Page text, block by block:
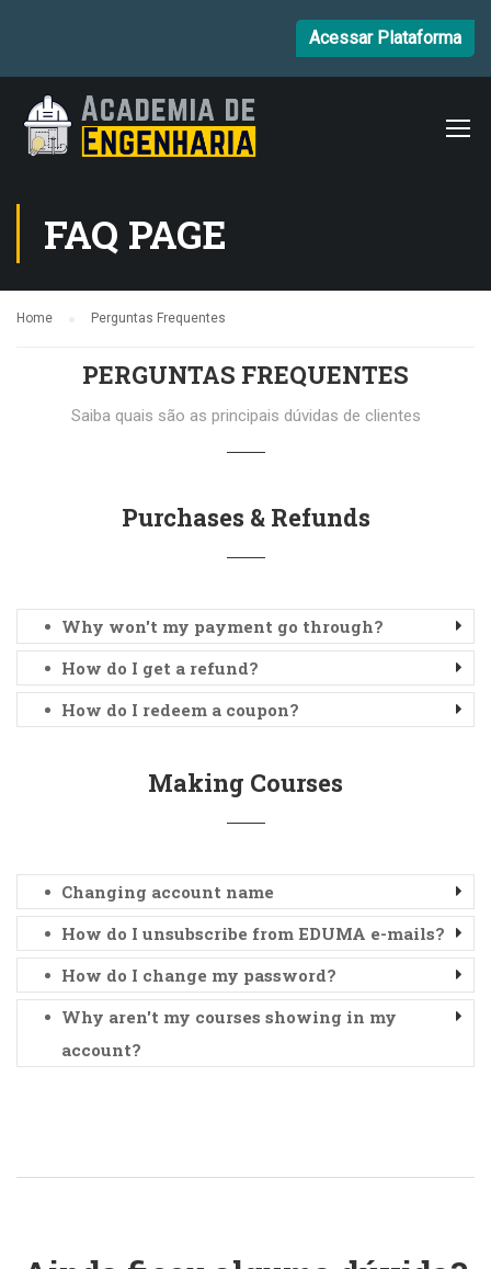
Acessar Plataforma
FAQ PAGE
Home Perguntas Frequentes
PERGUNTAS FREQUENTES
Saiba quais são as principais dúvidas de clientes
Purchases & Refunds
Why won't my payment go through?
How do I get a refund?
How do I redeem a coupon?
Making Courses
Changing account name
How do I unsubscribe from EDUMA e-mails?
How do I change my password?
Why aren't my courses showing in my
account?